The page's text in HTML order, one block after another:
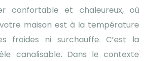
confortable et chaleureux, où
maison est à la température
froides ni surchauffe. C’est la
canalisable. Dans le contexte